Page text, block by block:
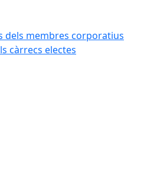
dels membres corporatius
càrrecs electes